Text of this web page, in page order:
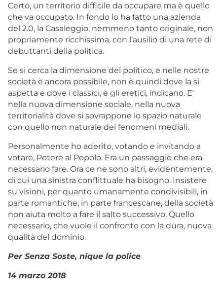
Certo, un territorio difficile da occupare ma è quello
che va occupato. In fondo lo ha fatto una azienda
del 2.0, la Casaleggio, nemmeno tanto originale, non
propriamente ricchissima, con l’ausilio di una rete di
debuttanti della politica.
Se si cerca la dimensione del politico, e nelle nostre
società è ancora possibile, non è quindi dove la si
aspetta e dove i classici, e gli eretici, indicano. E’
nella nuova dimensione sociale, nella nuova
territorialità dove si sovrappone lo spazio naturale
con quello non naturale dei fenomeni mediali.
Personalmente ho aderito, votando e invitando a
votare, Potere al Popolo. Era un passaggio che era
necessario fare. Ora ce ne sono altri, evidentemente,
di cui una sinistra conflittuale ha bisogno. Insistere
su visioni, per quanto umanamente condivisibili, in
parte romantiche, in parte francescane, della società
non aiuta molto a fare il salto successivo. Quello
necessario, che vuole il confronto con la dura, nuova
qualità del dominio.
Per Senza Soste, nique la police
14 marzo 2018